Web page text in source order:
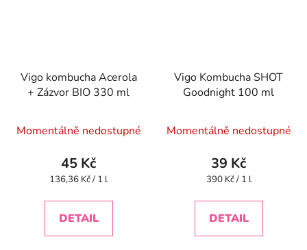
Vigo kombucha Acerola
+ Zázvor BIO 330 ml
Momentálně nedostupné
45 Kč
Měrná
136,36 Kč / 1 l
DETAIL
Vigo Kombucha SHOT
Goodnight 100 ml
Momentálně nedostupné
39 Kč
Měrná
390 Kč / 1 l
DETAIL